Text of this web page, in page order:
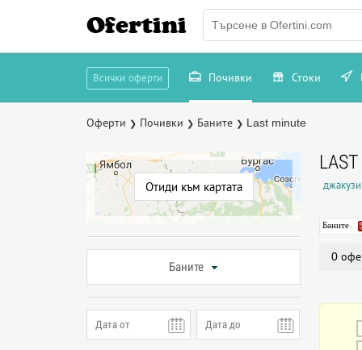
Ofertini
Всички оферти Почивки Стоки
Оферти ❯ Почивки ❯ Баните ❯ Last minute
Отиди към картата
Баните
Баните
0